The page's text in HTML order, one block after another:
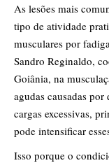
As lesões mais
tipo de atividade
musculares por
Sandro Reginaldo,
Goiânia, na
agudas causadas
cargas excessivas,
pode intensificar
Isso porque o